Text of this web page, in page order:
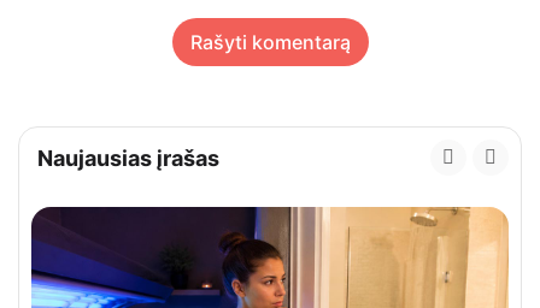
Rašyti komentarą
Naujausias įrašas